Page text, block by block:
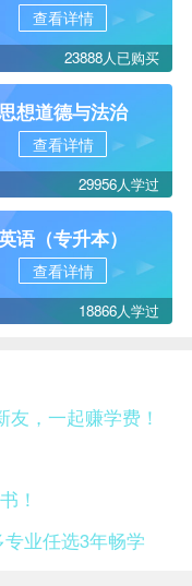
查看详情
23888人已购买
想道德与法治
查看详情
29956人学过
语（专升本）
查看详情
18866人学过
，一起赚学费！
！
业任选3年畅学